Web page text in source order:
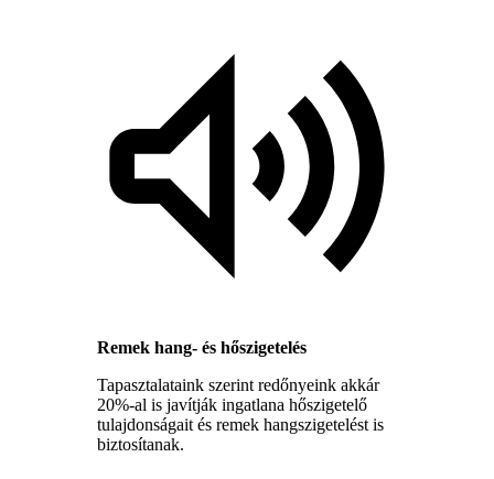
Remek hang- és hőszigetelés
Tapasztalataink szerint redőnyeink akkár
20%-al is javítják ingatlana hőszigetelő
tulajdonságait és remek hangszigetelést is
biztosítanak.